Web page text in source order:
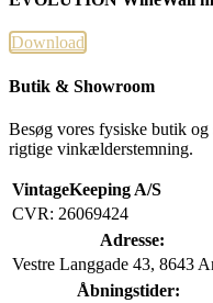
Download
Butik & Showroom
Besøg vores fysiske butik
rigtige vinkælderstemning.
VintageKeeping A/S
CVR: 26069424
Adresse:
Vestre Langgade 43, 8643
Åbningstider: